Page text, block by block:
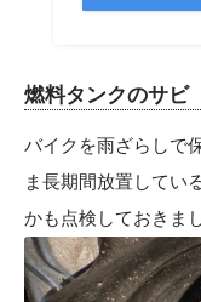
燃料タンクのサビ
バイクを雨ざらしで
ま長期間放置してい
かも点検しておきま